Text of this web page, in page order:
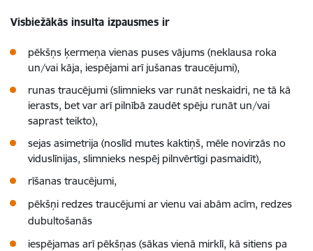
Visbiežākās insulta izpausmes ir
pēkšņs ķermeņa vienas puses vājums (neklausa roka
un/vai kāja, iespējami arī jušanas traucējumi),
runas traucējumi (slimnieks var runāt neskaidri, ne tā kā
ierasts, bet var arī pilnībā zaudēt spēju runāt un/vai
saprast teikto),
sejas asimetrija (noslīd mutes kaktiņš, mēle novirzās no
viduslīnijas, slimnieks nespēj pilnvērtīgi pasmaidīt),
rīšanas traucējumi,
pēkšņi redzes traucējumi ar vienu vai abām acīm, redzes
dubultošanās
iespējamas arī pēkšņas (sākas vienā mirklī, kā sitiens pa